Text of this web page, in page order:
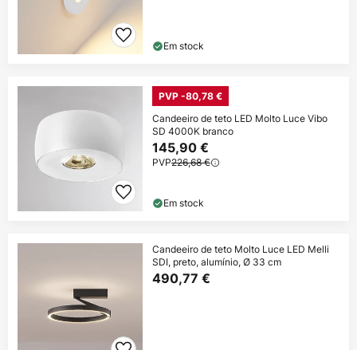
Em stock
PVP -80,78 €
Candeeiro de teto LED Molto Luce Vibo
SD 4000K branco
145,90 €
PVP226,68 €
Em stock
Candeeiro de teto Molto Luce LED Melli
SDI, preto, alumínio, Ø 33 cm
490,77 €